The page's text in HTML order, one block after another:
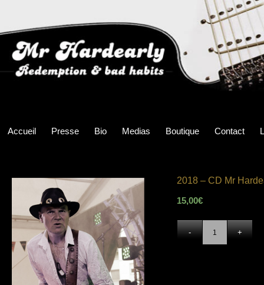
Accueil Presse Bio Medias Boutique Contact
2018 – CD Mr
15,00€